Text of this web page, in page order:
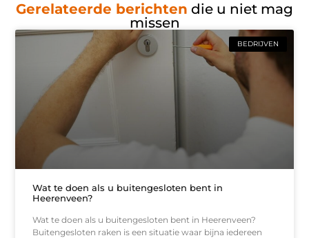
Gerelateerde berichten die u niet mag
missen
BEDRIJVEN
Wat te doen als u buitengesloten bent in
Heerenveen?
Wat te doen als u buitengesloten bent in Heerenveen?
Buitengesloten raken is een situatie waar bijna iedereen